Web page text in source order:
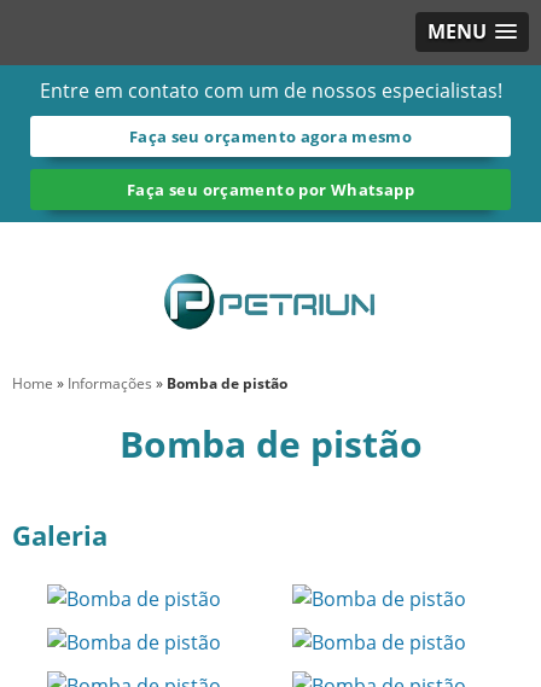
MENU
Entre em contato com um de nossos especialistas!
Faça seu orçamento agora mesmo
Faça seu orçamento por Whatsapp
Home » Informações » Bomba de pistão
Bomba de pistão
Galeria